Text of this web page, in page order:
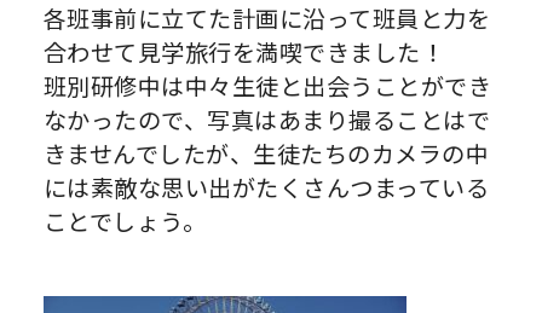
各班事前に立てた計画に沿って班員と力を
合わせて見学旅行を満喫できました！
班別研修中は中々生徒と出会うことができ
なかったので、写真はあまり撮ることはで
きませんでしたが、生徒たちのカメラの中
には素敵な思い出がたくさんつまっている
ことでしょう。